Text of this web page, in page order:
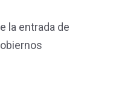
la entrada de